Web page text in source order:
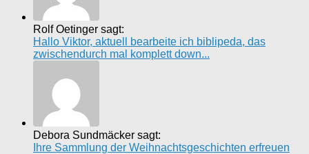
Rolf Oetinger sagt:
Hallo Viktor, aktuell bearbeite ich biblipeda, das
zwischendurch mal komplett down...
Debora Sundmäcker sagt:
Ihre Sammlung der Weihnachtsgeschichten erfreuen